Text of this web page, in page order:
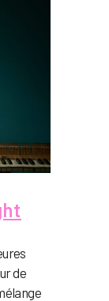
de